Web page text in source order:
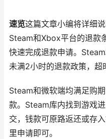
速览这篇文章小编将详细
Steam和Xbox平台的退款
快速完成退款申请。
未满2小时的退款政策，超
Steam和微软端均满足购
款。Steam库内找到游戏
交，钱款可原路返还或存
里申请即可。